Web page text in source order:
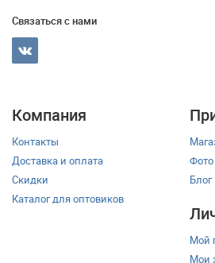
Связаться с нами
Компания
Контакты
Доставка и оплата
Скидки
Каталог для оптовиков
Фото
Блог
Мой
Мои